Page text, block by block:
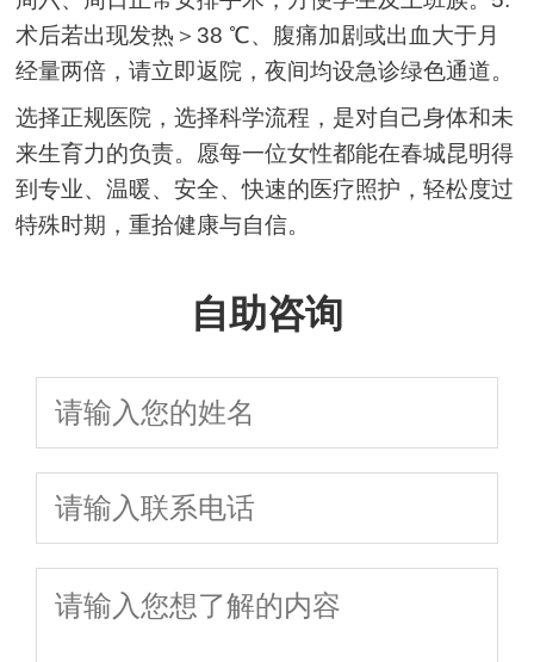
术后若出现发热＞38 ℃、腹痛加剧或出血大于月
经量两倍，请立即返院，夜间均设急诊绿色通道。
选择正规医院，选择科学流程，是对自己身体和未
来生育力的负责。愿每一位女性都能在春城昆明得
到专业、温暖、安全、快速的医疗照护，轻松度过
特殊时期，重拾健康与自信。
自助咨询